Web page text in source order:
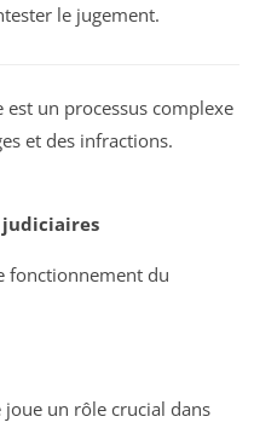
le jugement.
est un processus complexe
et des infractions.
judiciaires
fonctionnement du
un rôle crucial dans